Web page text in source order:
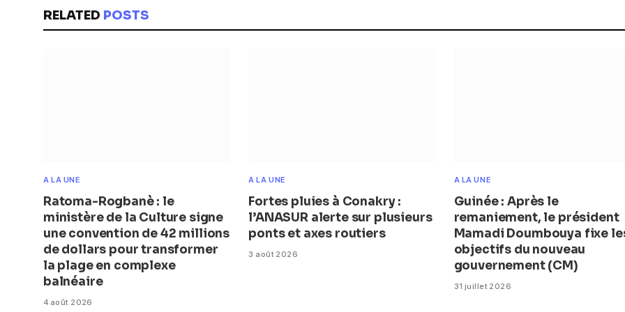
RELATED POSTS
A LA UNE
Ratoma-Rogbanè : le
ministère de la Culture signe
une convention de 42 millions
de dollars pour transformer
la plage en complexe
balnéaire
4 août 2026
A LA UNE
Fortes pluies à Conakry :
l’ANASUR alerte sur plusieurs
ponts et axes routiers
3 août 2026
A LA UNE
Guinée : Après le
remaniement, le président
Mamadi Doumbouya fixe
objectifs du nouveau
gouvernement (CM)
31 juillet 2026